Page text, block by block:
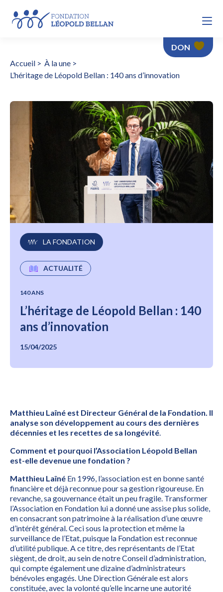
DON
Accueil > À la une >
L’héritage de Léopold Bellan : 140 ans d’innovation
L’héritage de Léopold Bellan : 140 ans d’innovation
LA FONDATION
ACTUALITÉ
140 ANS
L’héritage de Léopold Bellan : 140
ans d’innovation
15/04/2025
Matthieu Laîné est Directeur Général de la Fondation. Il
analyse son développement au cours des dernières
décennies et les recettes de sa longévité
Comment et pourquoi l’Association Léopold Bellan
est-elle devenue une fondation ?
Matthieu Laîné En 1996, l’association est en bonne santé
financière et déjà reconnue pour sa gestion rigoureuse. En
revanche, sa gouvernance était un peu fragile. Transformer
l’Association en Fondation lui a donné une assise plus solide,
en consacrant son patrimoine à la réalisation d’une œuvre
d’intérêt général. Ceci sous la protection et même la
surveillance de l’Etat, puisque la Fondation est reconnue
d’utilité publique. A ce titre, des représentants de l’Etat
siègent, de droit, au sein de notre Conseil d’administration,
qui compte également une dizaine d’administrateurs
bénévoles engagés. Une Direction Générale est alors
constituée, avec la volonté qu’elle incarne une autorité